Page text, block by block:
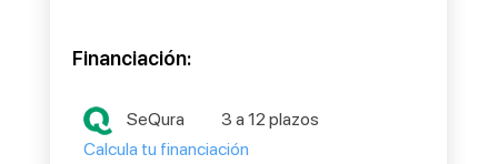
Financiación:
SeQura
3 a 12 plazos
Calcula tu financiación